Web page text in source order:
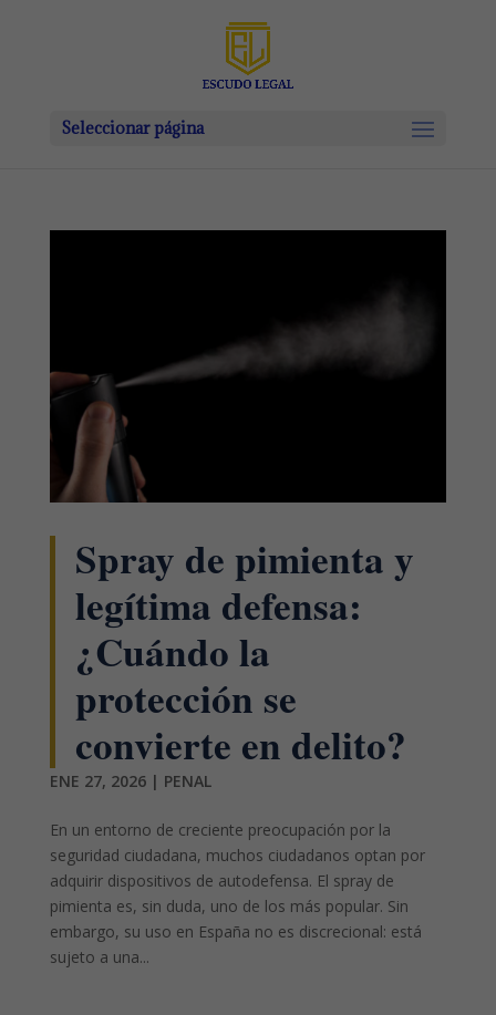
Seleccionar página
Spray de pimienta y
legítima defensa:
¿Cuándo la
protección se
convierte en delito?
ENE 27, 2026| PENAL
En un entorno de creciente preocupación por la
seguridad ciudadana, muchos ciudadanos optan por
adquirir dispositivos de autodefensa. El spray de
pimienta es, sin duda, uno de los más popular. Sin
embargo, su uso en España no es discrecional: está
sujeto a una...